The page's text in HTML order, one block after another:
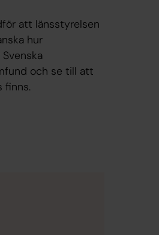
att länsstyrelsen
hur
och se till att
finns.